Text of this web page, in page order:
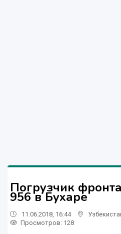
Погрузчик
956 в Бухаре
11.06.2018, 16:44
Просмотров: 128